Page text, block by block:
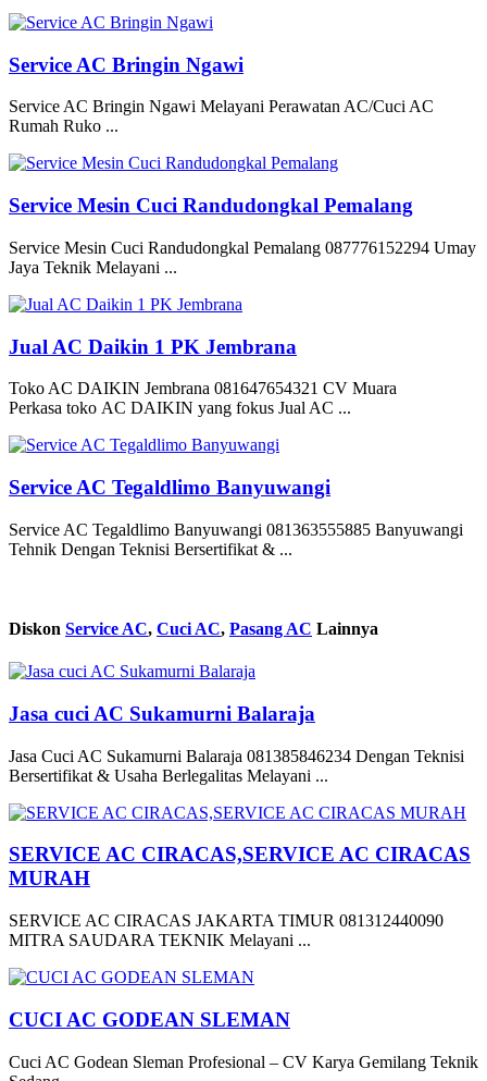
Service AC Bringin Ngawi
Service AC Bringin Ngawi Melayani Perawatan AC/Cuci AC
Rumah Ruko ...
Service Mesin Cuci Randudongkal Pemalang
Service Mesin Cuci Randudongkal Pemalang 087776152294 Umay
Jaya Teknik Melayani ...
Jual AC Daikin 1 PK Jembrana
Toko AC DAIKIN Jembrana 081647654321 CV Muara
Perkasa toko AC DAIKIN yang fokus Jual AC ...
Service AC Tegaldlimo Banyuwangi
Service AC Tegaldlimo Banyuwangi 081363555885 Banyuwangi
Tehnik Dengan Teknisi Bersertifikat & ...
Diskon Service AC, Cuci AC, Pasang AC Lainnya
Jasa cuci AC Sukamurni Balaraja
Jasa Cuci AC Sukamurni Balaraja 081385846234 Dengan Teknisi
Bersertifikat & Usaha Berlegalitas Melayani ...
SERVICE AC CIRACAS,SERVICE AC CIRACAS
MURAH
SERVICE AC CIRACAS JAKARTA TIMUR 081312440090
MITRA SAUDARA TEKNIK Melayani ...
CUCI AC GODEAN SLEMAN
Cuci AC Godean Sleman Profesional – CV Karya Gemilang Teknik